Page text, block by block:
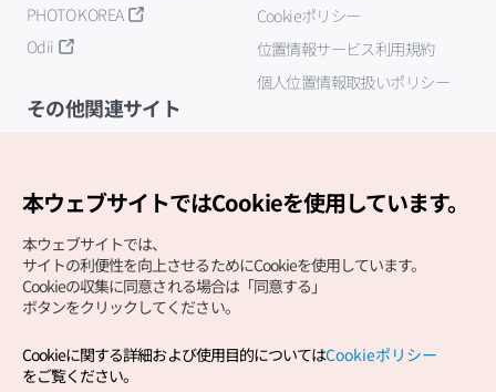
PHOTO KOREA
Odii
Cookieポリシー
位置情報サービス利用規約
個人位置情報取扱いポリシー
その他関連サイト
Copyright (c) Korea Tourism Organization All Rights
本ウェブサイトではCookieを使用しています。
本ウェブサイトでは、
サイトの利便性を向上させるためにCookieを使用しています。
Cookieの収集に同意される場合は「同意する」
ボタンをクリックしてください。
Cookieに関する詳細および使用目的についてはCookieポリシー
をご覧ください。